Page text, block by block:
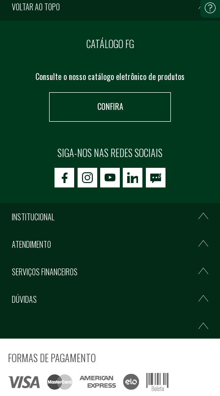
VOLTAR AO TOPO
CATÁLOGO FG
Consulte o nosso catálogo eletrônico de produtos
CONFIRA
SIGA-NOS NAS REDES SOCIAIS
icon-facebookicon-social02icon-social03
INSTITUCIONAL
ATENDIMENTO
SERVIÇOS FINANCEIROS
DÚVIDAS
FORMAS DE PAGAMENTO